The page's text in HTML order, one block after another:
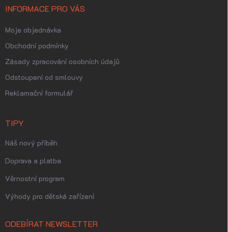
INFORMACE PRO VÁS
Moje objednávka
Obchodní podmínky
Zásady zpracování osobních údajů
Odstoupení od smlouvy
Reklamační formulář
TIPY
Náš nový příběh
Doprava a platba
Věrnostní program
Výhody pro dětská zařízení
ODEBÍRAT NEWSLETTER